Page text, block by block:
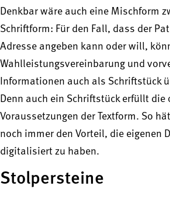
Denkbar wäre auch eine Mischform
Schriftform: Für den Fall, dass der
Adresse angeben kann oder will,
Wahlleistungsvereinbarung und
Informationen auch als Schriftstück
Denn auch ein Schriftstück erfüllt die
Voraussetzungen der Textform. So
noch immer den Vorteil, die eigenen
digitalisiert zu haben.
Stolpersteine